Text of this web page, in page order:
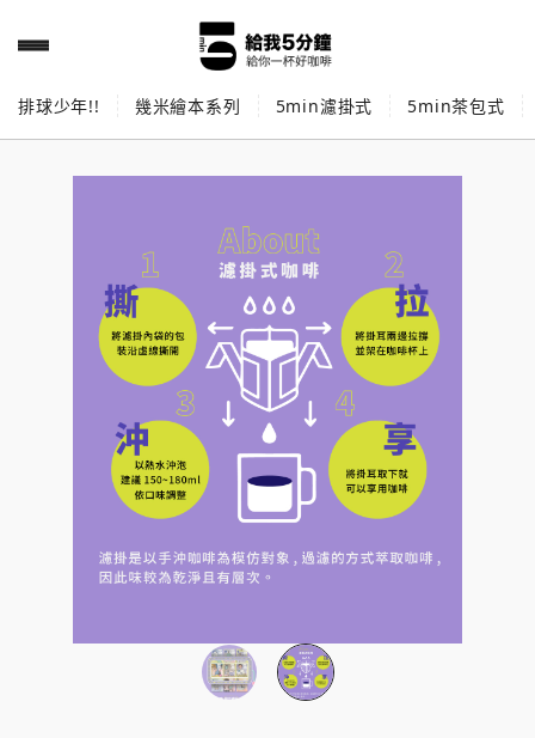
排球少年!! 幾米繪本系列 5min濾掛式 5min茶包式